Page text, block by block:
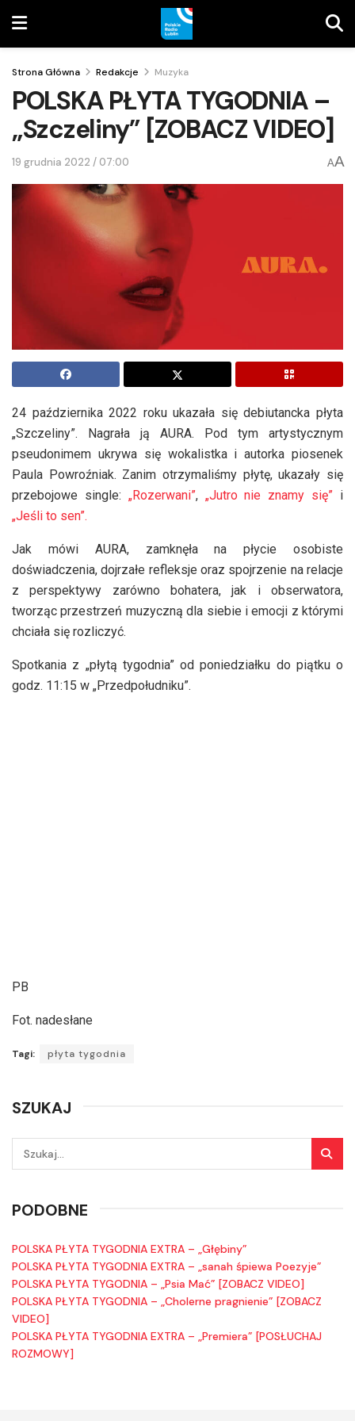
Strona Główna Redakcje Muzyka
POLSKA PŁYTA TYGODNIA –
„Szczeliny” [ZOBACZ VIDEO]
19 grudnia 2022 / 07:00 AA
24 października 2022 roku ukazała się debiutancka płyta
„Szczeliny”. Nagrała ją AURA. Pod tym artystycznym
pseudonimem ukrywa się wokalistka i autorka piosenek
Paula Powroźniak. Zanim otrzymaliśmy płytę, ukazały się
przebojowe single: „Rozerwani”, „Jutro nie znamy się” i
„Jeśli to sen”.
Jak mówi AURA, zamknęła na płycie osobiste
doświadczenia, dojrzałe refleksje oraz spojrzenie na relacje
z perspektywy zarówno bohatera, jak i obserwatora,
tworząc przestrzeń muzyczną dla siebie i emocji z którymi
chciała się rozliczyć.
Spotkania z „płytą tygodnia” od poniedziałku do piątku o
godz. 11:15 w „Przedpołudniku”.
PB
Fot. nadesłane
Tagi: płyta tygodnia
SZUKAJ
PODOBNE
POLSKA PŁYTA TYGODNIA EXTRA – „Głębiny”
POLSKA PŁYTA TYGODNIA EXTRA – „sanah śpiewa Poezyje”
POLSKA PŁYTA TYGODNIA – „Psia Mać” [ZOBACZ VIDEO]
POLSKA PŁYTA TYGODNIA – „Cholerne pragnienie” [ZOBACZ
VIDEO]
POLSKA PŁYTA TYGODNIA EXTRA – „Premiera” [POSŁUCHAJ
ROZMOWY]